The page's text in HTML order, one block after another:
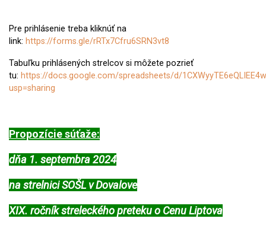
Pre prihlásenie treba kliknúť na
link: https://forms.gle/rRTx7Cfru6SRN3vt8
Tabuľku prihlásených strelcov si môžete pozrieť
tu: https://docs.google.com/spreadsheets/d/
usp=sharing
Propozície súťaže:
dňa 1. septembra 2024
na strelnici SOŠL v Dovalove
XIX. ročník streleckého preteku o Cenu Liptova